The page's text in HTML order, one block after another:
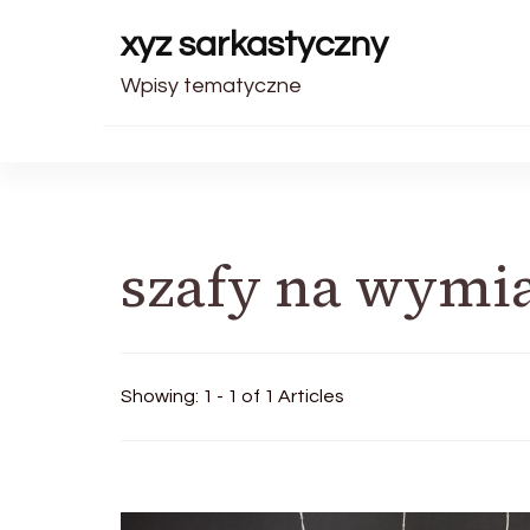
xyz sarkastyczny
Wpisy tematyczne
szafy na
Showing: 1 - 1 of 1 Articles